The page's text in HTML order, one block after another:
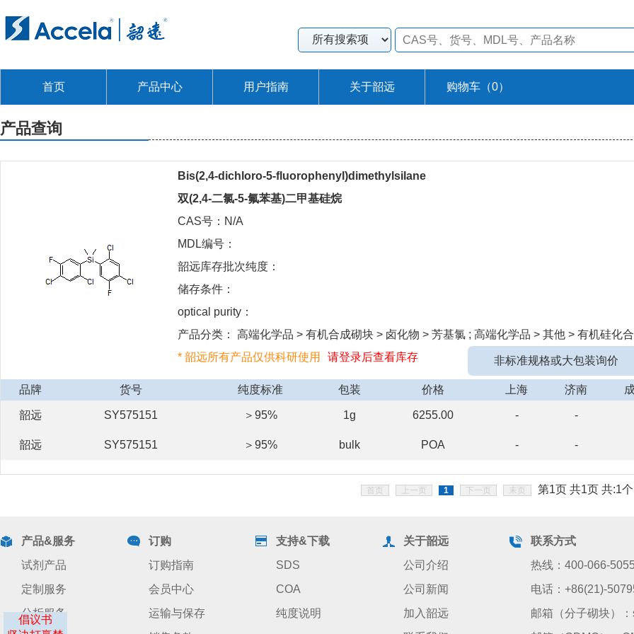
首页 产品中心 用户指南 关于韶远 购物车（0）
倡议书
产品查询
Bis(2,4-dichloro-5-fluorophenyl)dimethylsilane
双(2,4-二氯-5-氟苯基)二甲基硅烷
CAS号：N/A
MDL编号：
韶远库存批次纯度：
储存条件：
optical purity：
产品分类： 高端化学品 > 有机合成砌块 > 卤化物 > 芳基氯 ; 高端化学品 > 其他 > 有机硅化
* 韶远所有产品仅供科研使用
请登录后查看库存 非标准规格或大包装询价
品牌 货号 纯度标准 包装 价格 上海 济南
韶远 SY575151 ＞95% 1g 6255.00 - -
韶远 SY575151 ＞95% bulk POA - -
首页 上一页 1 下一页 末页 第1页 共1页 共:1个
产品&服务
试剂产品
定制服务
分析服务
订购
订购指南
会员中心
运输与保存
支持&下载
SDS
COA
纯度说明
关于韶远
公司介绍
公司新闻
加入韶远
联系方式
热线：400-066-
电话：+86(21)-
邮箱（分子砌块）